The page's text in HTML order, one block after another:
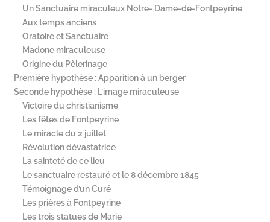
Un Sanctuaire miraculeux Notre- Dame-de-Fontpeyrine
Aux temps anciens
Oratoire et Sanctuaire
Madone miraculeuse
Origine du Pèlerinage
Première hypothèse : Apparition à un berger
Seconde hypothèse : L’image miraculeuse
Victoire du christianisme
Les fêtes de Fontpeyrine
Le miracle du 2 juillet
Révolution dévastatrice
La sainteté de ce lieu
Le sanctuaire restauré et le 8 décembre 1845
Témoignage d’un Curé
Les prières à Fontpeyrine
Les trois statues de Marie